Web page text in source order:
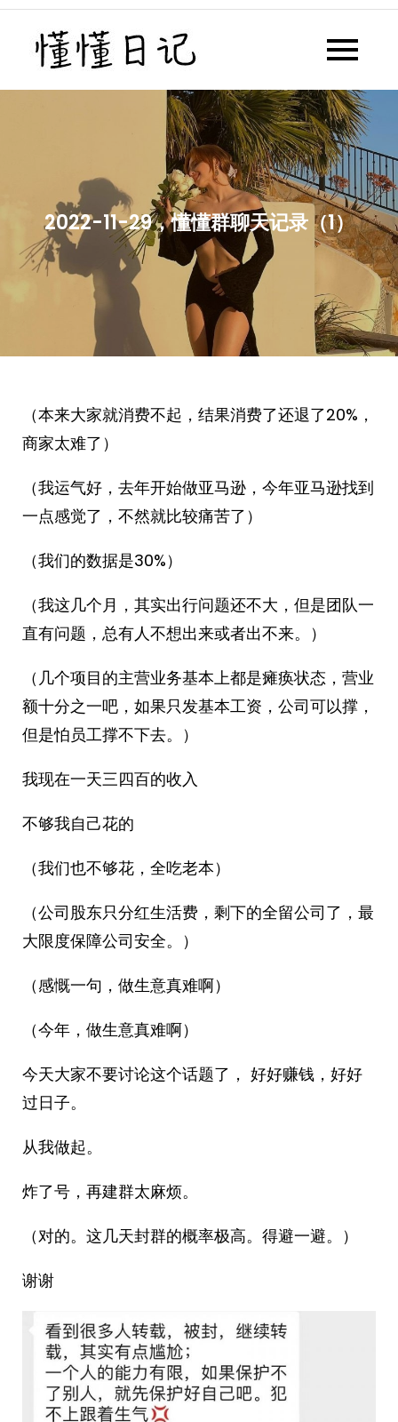
Skip
content
懂懂日记网每天同步更新懂懂学
2022-11-29，懂懂群聊天记录（1）
（本来大家就消费不起，结果消费了还退了20%，
商家太难了）
（我运气好，去年开始做亚马逊，今年亚马逊找到
一点感觉了，不然就比较痛苦了）
（我们的数据是30%）
（我这几个月，其实出行问题还不大，但是团队一
直有问题，总有人不想出来或者出不来。）
（几个项目的主营业务基本上都是瘫痪状态，营业
额十分之一吧，如果只发基本工资，公司可以撑，
但是怕员工撑不下去。）
我现在一天三四百的收入
不够我自己花的
（我们也不够花，全吃老本）
（公司股东只分红生活费，剩下的全留公司了，最
大限度保障公司安全。）
（感慨一句，做生意真难啊）
（今年，做生意真难啊）
今天大家不要讨论这个话题了， 好好赚钱，好好
过日子。
从我做起。
炸了号，再建群太麻烦。
（对的。这几天封群的概率极高。得避一避。）
谢谢